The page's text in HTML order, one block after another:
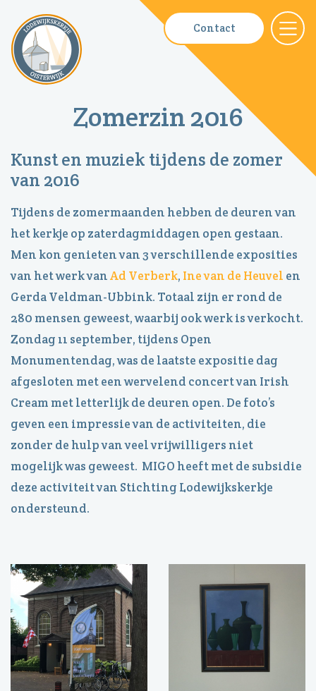
Contact
Zomerzin 2016
Kunst en muziek tijdens de zomer
van 2016
Tijdens de zomermaanden hebben de deuren van
het kerkje op zaterdagmiddagen open gestaan.
Men kon genieten van 3 verschillende exposities
van het werk vanAd Verberk, Ine van de Heuvel en
Gerda Veldman-Ubbink. Totaal zijn er rond de
280 mensen geweest, waarbij ook werk is verkocht.
Zondag 11 september, tijdens Open
Monumentendag, was de laatste expositie dag
afgesloten met een wervelend concert van Irish
Cream met letterlijk de deuren open. De foto’s
geven een impressie van de activiteiten, die
zonder de hulp van veel vrijwilligers niet
mogelijk was geweest. MIGO heeft met de subsidie
deze activiteit van Stichting Lodewijkskerkje
ondersteund.